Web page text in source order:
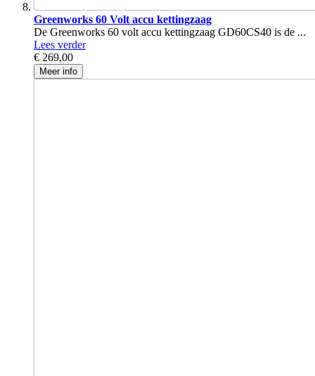
Greenworks 60 Volt accu kettingzaag
De Greenworks 60 volt accu kettingzaag GD60CS40 is de ...
Lees verder
€ 269,00
Meer info